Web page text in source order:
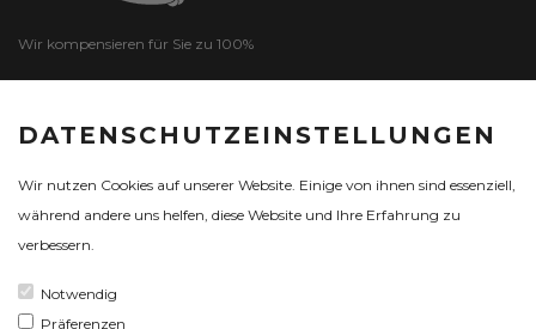
Wir kompensieren für Sie zu 100%
ZERTIFIKAT
DATENSCHUTZEINSTELLUNGEN
Wir nutzen Cookies auf unserer Website. Einige von ihnen sind essenziell,
während andere uns helfen, diese Website und Ihre Erfahrung zu
verbessern.
Notwendig
Präferenzen